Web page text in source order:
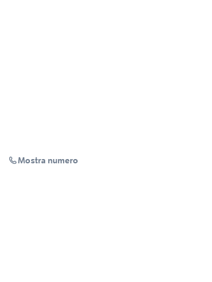
Mostra numero